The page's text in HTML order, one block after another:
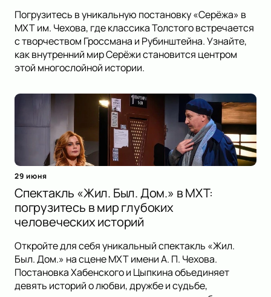
Погрузитесь в уникальную постановку «Серёжа» в
МХТ им. Чехова, где классика Толстого встречается
с творчеством Гроссмана и Рубинштейна. Узнайте,
как внутренний мир Серёжи становится центром
этой многослойной истории.
29 июня
Спектакль «Жил. Был. Дом.» в МХТ:
погрузитесь в мир глубоких
человеческих историй
Откройте для себя уникальный спектакль «Жил.
Был. Дом.» на сцене МХТ имени А. П. Чехова.
Постановка Хабенского и Цыпкина объединяет
девять историй о любви, дружбе и судьбе,